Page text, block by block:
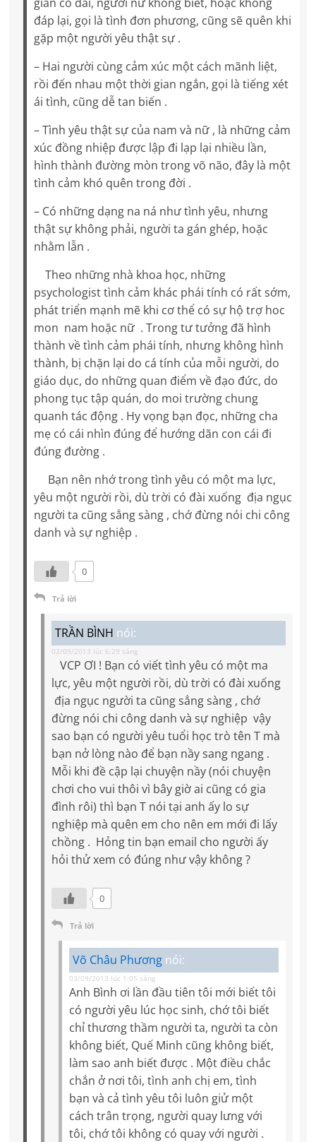
đáp lại, gọi là tình đơn phương, cũng sẽ quên khi
gặp một người yêu thật sự .
– Hai người cùng cảm xúc một cách mãnh liệt,
rồi đến nhau một thời gian ngắn, gọi là tiếng xét
ái tình, cũng dễ tan biến .
– Tình yêu thật sự của nam và nữ , là những cảm
xúc đồng nhiệp được lập đi lạp lại nhiều lần,
hình thành đường mòn trong võ não, đây là một
tình cảm khó quên trong đời .
– Có những dạng na ná như tình yêu, nhưng
thật sự không phải, người ta gán ghép, hoặc
nhằm lẫn .
Theo những nhà khoa học, những
psychologist tình cảm khác phái tính có rất sớm,
phát triển mạnh mẽ khi cơ thể có sự hộ trợ hoc
mon nam hoặc nữ . Trong tư tưởng đã hình
thành về tình cảm phái tính, nhưng không hình
thành, bị chặn lại do cá tính của mỗi người, do
giáo dục, do những quan điểm về đạo đức, do
phong tục tập quán, do moi trường chung
quanh tác động . Hy vọng bạn đọc, những cha
mẹ có cái nhìn đúng để hướng dãn con cái đi
đúng đường .
Bạn nên nhớ trong tình yêu có một ma lực,
yêu một người rồi, dù trời có đài xuống địa ngục
người ta cũng sẳng sàng , chớ đừng nói chi công
danh và sự nghiệp .
0
Trả lời
TRẦN BÌNH nói:
02/09/2013 lúc 6:29 sáng
VCP ƠI ! Bạn có viết tình yêu có một ma
lực, yêu một người rồi, dù trời có đài xuống
địa ngục người ta cũng sẳng sàng , chớ
đừng nói chi công danh và sự nghiệp vậy
sao bạn có người yêu tuổi học trò tên T mà
bạn nở lòng nào để bạn nầy sang ngang .
Mỗi khi đề cập lại chuyện nầy (nói chuyện
chơi cho vui thôi vì bây giờ ai cũng có gia
đình rôi) thì bạn T nói tại anh ấy lo sự
nghiệp mà quên em cho nên em mới đi lấy
chồng . Hỏng tin bạn email cho người ấy
hỏi thử xem có đúng như vậy không ?
0
Trả lời
Võ Châu Phương nói:
03/09/2013 lúc 1:05 sáng
Anh Bình ơi lần đầu tiên tôi mới biết tôi
có người yêu lúc học sinh, chớ tôi biết
chỉ thương thầm người ta, người ta còn
không biết, Quế Minh cũng không biết,
làm sao anh biết được . Một điều chắc
chắn ở nơi tôi, tình anh chị em, tình
bạn và cả tình yêu tôi luôn giử một
cách trân trọng, người quay lưng với
tôi, chớ tôi không có quay với người .